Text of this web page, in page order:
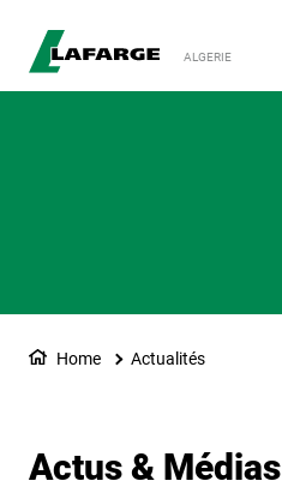
ALGERIE
Home Actualités
Actus & Médias